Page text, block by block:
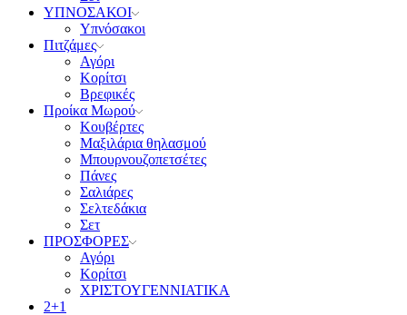
ΥΠΝΟΣΑΚΟΙ
Υπνόσακοι
Πιτζάμες
Αγόρι
Κορίτσι
Βρεφικές
Προίκα Μωρού
Κουβέρτες
Μαξιλάρια θηλασμού
Μπουρνουζοπετσέτες
Πάνες
Σαλιάρες
Σελτεδάκια
Σετ
ΠΡΟΣΦΟΡΕΣ
Αγόρι
Κορίτσι
ΧΡΙΣΤΟΥΓΕΝΝΙΑΤΙΚΑ
2+1